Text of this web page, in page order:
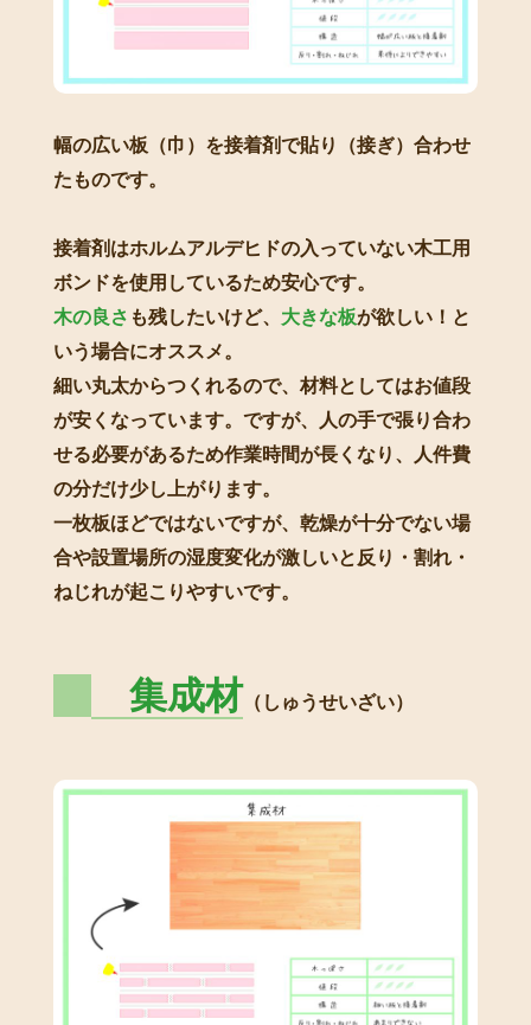
幅の広い板（巾）を接着剤で貼り（接ぎ）合わせ
たものです。
接着剤はホルムアルデヒドの入っていない木工用
ボンドを使用しているため安心です。
木の良さ も残したいけど、 大きな板が欲しい！と
いう場合にオススメ。
細い丸太からつくれるので、材料としてはお値段
が安くなっています。ですが、人の手で張り合わ
せる必要があるため作業時間が長くなり、人件費
の分だけ少し上がります。
一枚板ほどではないですが、乾燥が十分でない場
合や設置場所の湿度変化が激しいと反り・割れ・
ねじれが起こりやすいです。
集成材 （しゅうせいざい）